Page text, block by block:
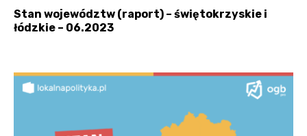
Stan województw (raport) – świętokrzyskie i
łódzkie – 06.2023